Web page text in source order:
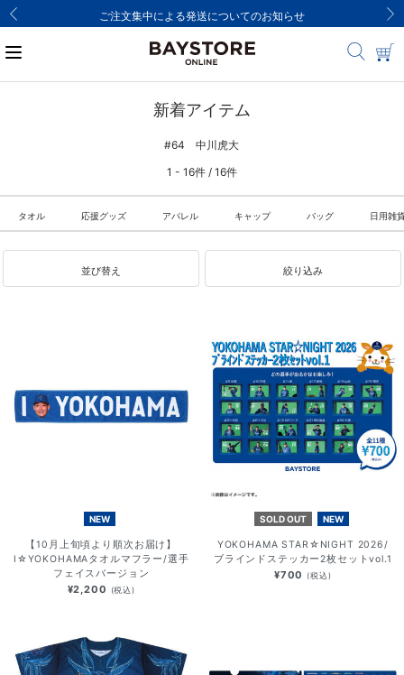
ご注文集中による発送についてのお知らせ
新着アイテム
#64 中川虎大
1 - 16件 / 16件
タオル 応援グッズ アパレル キャップ バッグ 日用雑
並び替え 絞り込み
NEW
【10月上旬頃より順次お届け】
I☆YOKOHAMAタオルマフラー/選手
フェイスバージョン
¥2,200 (税込)
SOLD OUT NEW
YOKOHAMA STAR☆NIGHT 2026/
ブラインドステッカー2枚セットvol.1
¥700 (税込)